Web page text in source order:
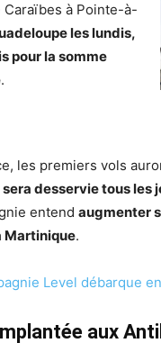
Caraïbes à Pointe-à-
les lundis,
pour la somme
.
les premiers vols
sera desservie tous
entend augmenter
Martinique.
Level débarque
aux